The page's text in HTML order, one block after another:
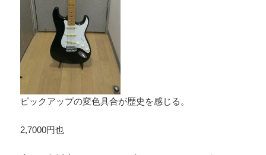
ピックアップの変色具合が歴史を感じる。
2,7000円也